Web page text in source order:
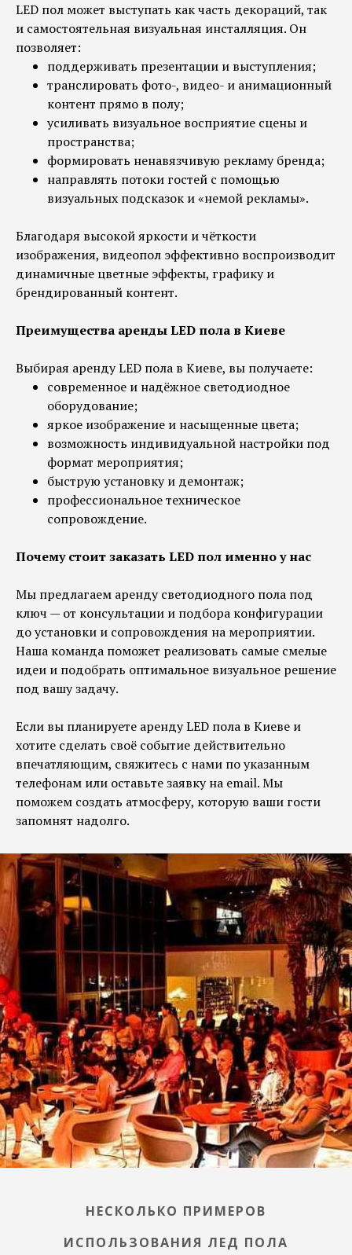
LED пол может выступать как часть декораций, так
и самостоятельная визуальная инсталляция. Он
позволяет:
поддерживать презентации и выступления;
транслировать фото-, видео- и анимационный
контент прямо в полу;
усиливать визуальное восприятие сцены и
пространства;
формировать ненавязчивую рекламу бренда;
направлять потоки гостей с помощью
визуальных подсказок и «немой рекламы».
Благодаря высокой яркости и чёткости
изображения, видеопол эффективно воспроизводит
динамичные цветные эффекты, графику и
брендированный контент.
Преимущества аренды LED пола в Киеве
Выбирая аренду LED пола в Киеве, вы получаете:
современное и надёжное светодиодное
оборудование;
яркое изображение и насыщенные цвета;
возможность индивидуальной настройки под
формат мероприятия;
быструю установку и демонтаж;
профессиональное техническое
сопровождение.
Почему стоит заказать LED пол именно у нас
Мы предлагаем аренду светодиодного пола под
ключ — от консультации и подбора конфигурации
до установки и сопровождения на мероприятии.
Наша команда поможет реализовать самые смелые
идеи и подобрать оптимальное визуальное решение
под вашу задачу.
Если вы планируете аренду LED пола в Киеве и
хотите сделать своё событие действительно
впечатляющим, свяжитесь с нами по указанным
телефонам или оставьте заявку на email. Мы
поможем создать атмосферу, которую ваши гости
запомнят надолго.
НЕСКОЛЬКО ПРИМЕРОВ
ИСПОЛЬЗОВАНИЯ ЛЕД ПОЛА